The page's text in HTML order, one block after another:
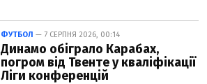
ФУТБОЛ — 7 СЕРПНЯ 2026, 00:14
Динамо обіграло Карабах,
погром від Твенте у кваліфікації
Ліги конференцій